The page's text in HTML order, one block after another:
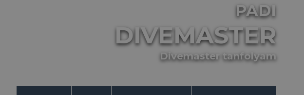
PADI
DIVEMASTER
Divemaster tanfolyam